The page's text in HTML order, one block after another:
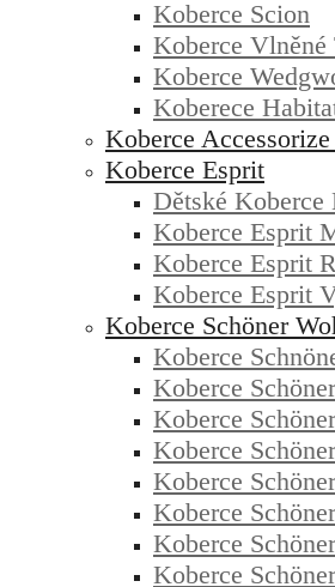
Koberce Scion
Koberce Vlněné
Koberce
Koberece
Koberce
Koberce Esprit
Dětské Koberce
Koberce Esprit
Koberce Esprit
Koberce Esprit
Koberce Schöner
Koberce
Koberce
Koberce
Koberce
Koberce
Koberce
Koberce
Koberce